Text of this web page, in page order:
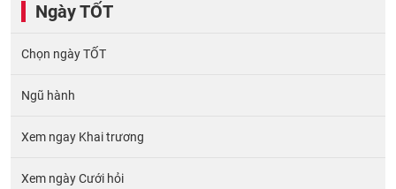
Ngày TỐT
Chọn ngày TỐT
Ngũ hành
Xem ngay Khai trương
Xem ngày Cưới hỏi